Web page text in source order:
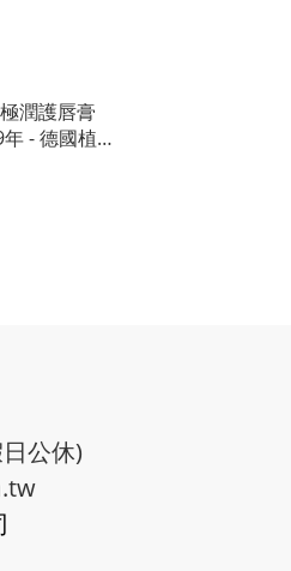
潤護唇膏
- 德國植
公休)